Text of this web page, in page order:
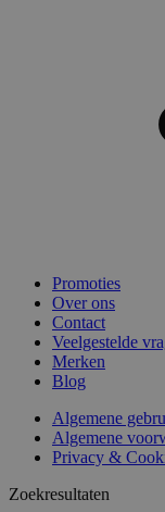
Promoties
Over ons
Contact
Veelgestelde
Merken
Blog
Algemene
Algemene
Privacy &
Zoekresultaten